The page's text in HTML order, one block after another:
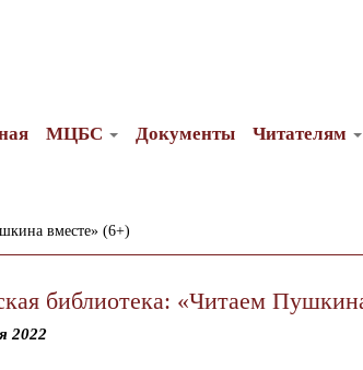
МЦБС Документы Читателям
вместе» (6+)
библиотека: «Читаем
2022